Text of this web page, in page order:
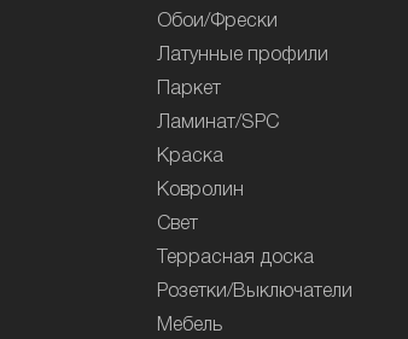
Обои/Фрески
Латунные профили
Паркет
Ламинат/SPC
Краска
Ковролин
Свет
Террасная доска
Розетки/Выключатели
Мебель